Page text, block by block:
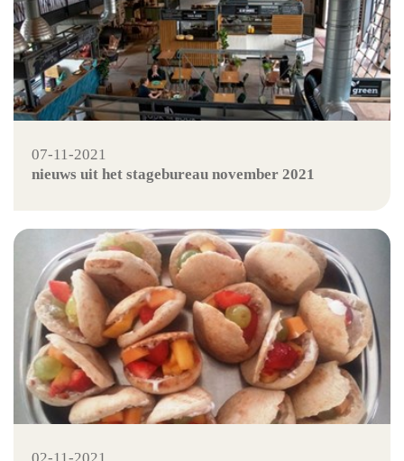
07-11-2021
nieuws uit het stagebureau november 2021